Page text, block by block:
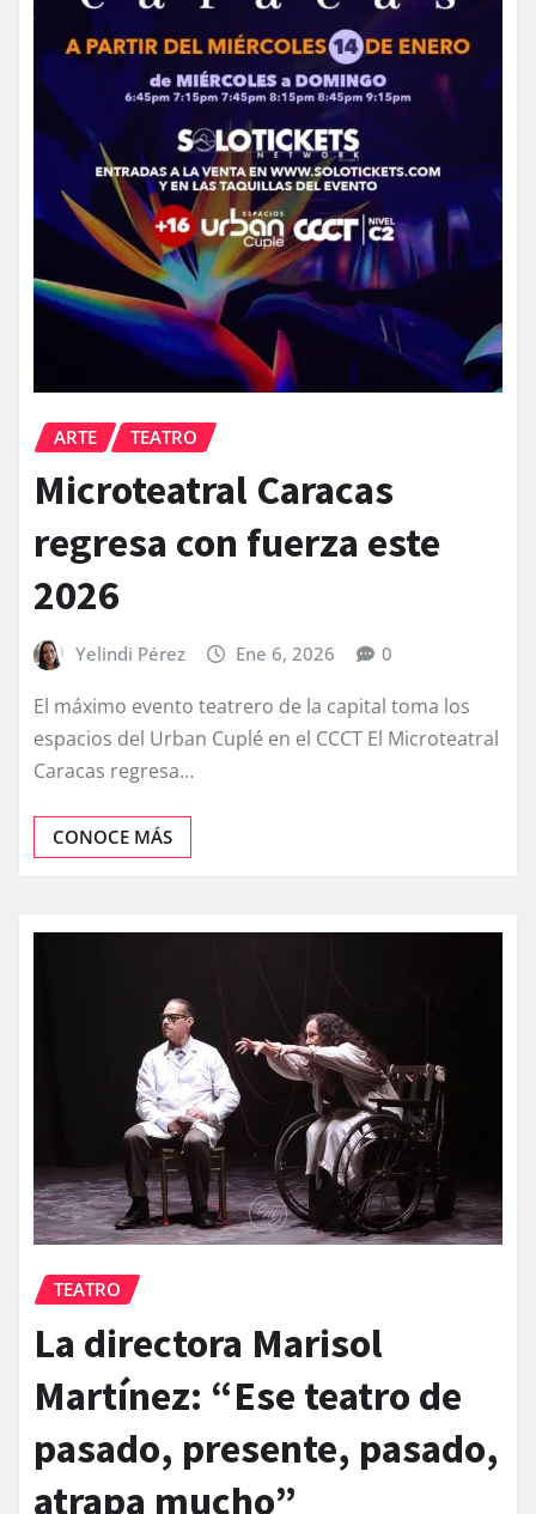
ARTE TEATRO
Microteatral Caracas
regresa con fuerza este
2026
Yelindi Pérez Ene 6, 2026 0
El máximo evento teatrero de la capital toma los
espacios del Urban Cuplé en el CCCT El Microteatral
Caracas regresa…
CONOCE MÁS
TEATRO
La directora Marisol
Martínez: “Ese teatro de
pasado, presente, pasado,
atrapa mucho”